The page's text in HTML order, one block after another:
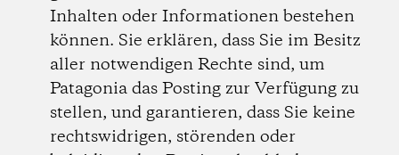
Inhalten oder Informationen bestehen
können. Sie erklären, dass Sie im Besitz
aller notwendigen Rechte sind, um
Patagonia das Posting zur Verfügung zu
stellen, und garantieren, dass Sie keine
rechtswidrigen, störenden oder